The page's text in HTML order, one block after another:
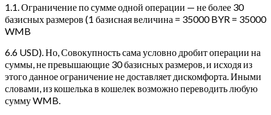
1.1. Ограничение по сумме одной операции — не более 30
базисных размеров (1 базисная величина = 35000 BYR = 35000
WMB
6.6 USD). Но, Совокупность сама условно дробит операции на
суммы, не превышающие 30 базисных размеров, и исходя из
этого данное ограничение не доставляет дискомфорта. Иными
словами, из кошелька в кошелек возможно переводить любую
сумму WMB.